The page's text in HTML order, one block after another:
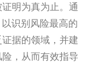
明为真为止。通
识别风险最高的
据的领域，并建
，从而有效指导